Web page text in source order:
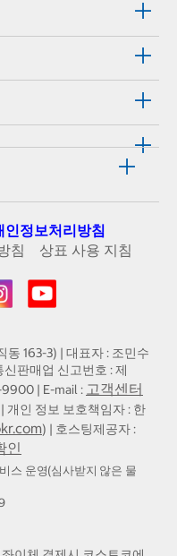
인정보처리방침
침
상표 사용 지침
163-3) | 대표자 : 조민수
판매업 신고번호 : 제
| E-mail : 고객센터
| 개인 정보 보호책임자 : 한
) | 호스팅제공자 :
인
스 운영(심사받지 않은 물